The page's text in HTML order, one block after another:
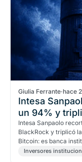
Giulia Ferrante·hace
Intesa
un 94% y
Intesa Sanpaolo
BlackRock y triplicó
Bitcoin: es banca
Inversores